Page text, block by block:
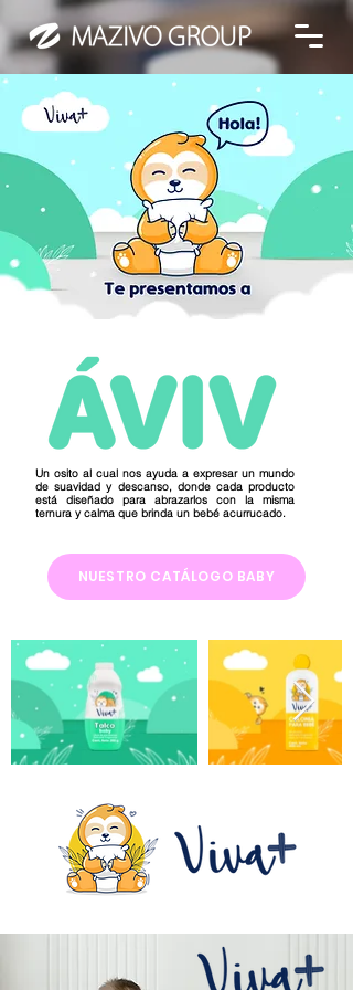
Un osito al cual nos ayuda a expresar un mundo
de suavidad y descanso, donde cada producto
está diseñado para abrazarlos con la misma
ternura y calma que brinda un bebé acurrucado.
NUESTRO CATÁLOGO BABY